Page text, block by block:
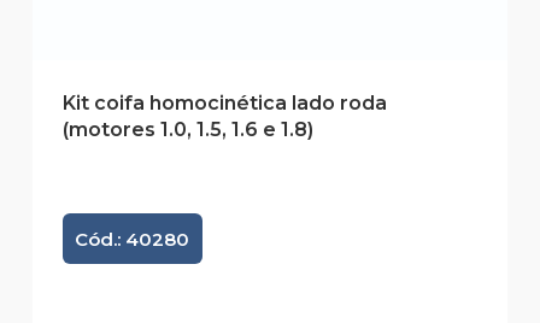
Kit coifa homocinética lado roda
(motores 1.0, 1.5, 1.6 e 1.8)
Cód.: 40280